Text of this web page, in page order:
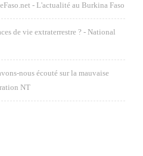
- L'actualité au Burkina Faso
de vie extraterrestre ? - National
nous écouté sur la mauvaise
NT